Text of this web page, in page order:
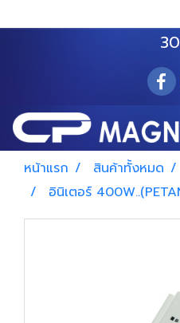
หน้าแรก สินค้าทั้งหมด
อินิเตอร์